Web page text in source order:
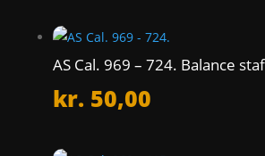
AS Cal. 969 – 724. Balance
kr. 50,00